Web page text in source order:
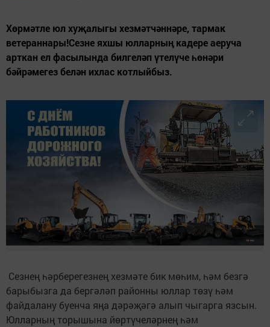
Хөрмәтле юл хуҗалыгы хезмәтчәннәре, тармак
ветераннары!Сезне яхшы юлларның кадере аеруча
арткан ел фасылында билгеләп үтелүче һөнәри
бәйрәмегез белән ихлас котлыйбыз.
Сезнең һәрберегезнең хезмәте бик мөһим, һәм безгә
барыбызга да бергәләп районны юллар төзү һәм
файдалану буенча яңа дәрәҗәгә алып чыгарга язсын.
Юлларның торышына йөртүчеләрнең һәм